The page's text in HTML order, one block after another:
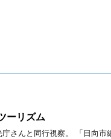
ーリズム
庁さんと同行視察。 「日向